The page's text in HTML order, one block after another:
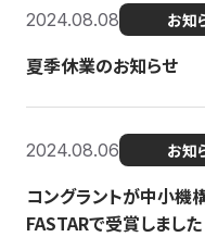
2024.08.08 お知
夏季休業のお知らせ
2024.08.06 お知
コングラントが中小機
FASTARで受賞しました